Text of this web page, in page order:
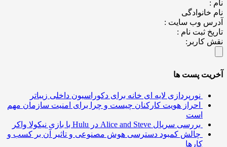
وب سایت :
ثبت نام :
کاربر:
پست ها
نورپردازی لایه ای خانه برای دکوراسیون داخلی زیباتر
احراز هویت کارکنان چیست و چرا برای امنیت سازمان مهم
بررسی سریال Alice and Steve در Hulu با بازی نیکولا واکر
چالش کمبود دسترسی هوش مصنوعی و تاثیر آن بر کسب و
کارها